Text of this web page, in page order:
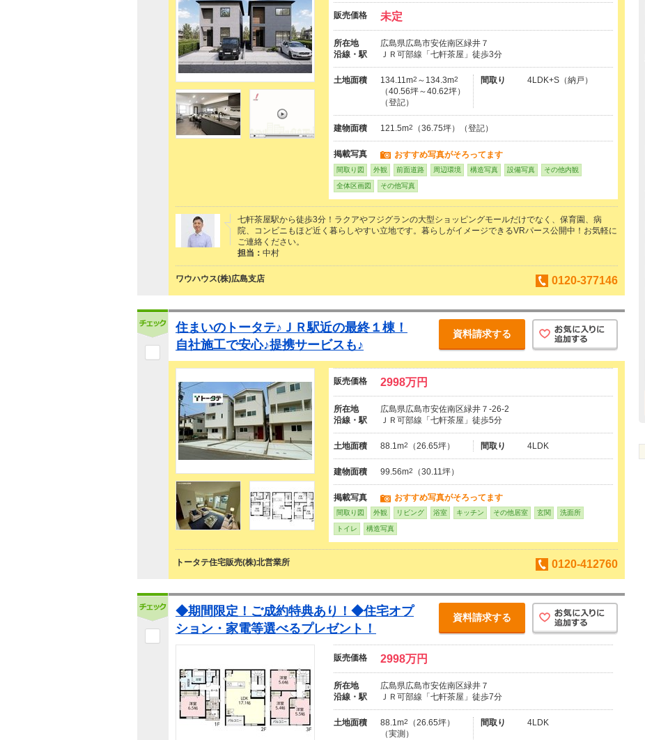
販売価格 未定
所在地
広島県広島市安佐南区緑井７
沿線・駅
ＪＲ可部線「七軒茶屋」徒歩3分
土地面積 134.11m2 ～134.3m2
（40.56坪～40.62坪）
（登記）
間取り 4LDK+S（納戸）
建物面積 121.5m2 （36.75坪）（登記）
掲載写真 おすすめ写真がそろってます
間取り図 外観 前面道路 周辺環境 構造写真 設備写真 その他内観
全体区画図 その他写真
七軒茶屋駅から徒歩3分！ラクアやフジグランの大型ショッピングモールだけでなく、保育園、病
院、コンビニもほど近く暮らしやすい立地です。暮らしがイメージできるVRパース公開中！お気軽に
ご連絡ください。
担当： 中村
ワウハウス(株)広島支店 0120-377146
住まいのトータテ♪ＪＲ駅近の最終１棟！
自社施工で安心♪提携サービスも♪
資料請求する
販売価格 2998万円
所在地
広島県広島市安佐南区緑井７-26-2
沿線・駅
ＪＲ可部線「七軒茶屋」徒歩5分
土地面積 88.1m2 （26.65坪） 間取り 4LDK
建物面積 99.56m2 （30.11坪）
掲載写真 おすすめ写真がそろってます
間取り図 外観 リビング 浴室 キッチン その他居室 玄関 洗面所
トイレ 構造写真
トータテ住宅販売(株)北営業所 0120-412760
◆期間限定！ご成約特典あり！◆住宅オプ
ション・家電等選べるプレゼント！
資料請求する
販売価格 2998万円
所在地
広島県広島市安佐南区緑井７
沿線・駅
ＪＲ可部線「七軒茶屋」徒歩7分
土地面積 88.1m2
（26.65坪）
（実測）
間取り 4LDK